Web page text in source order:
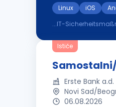
Linux iOS
...IT-Sicherheitsmaßnahmen innerhalb der
Ističe
Erste Bank a.d.
Novi Sad/
06.08.2026